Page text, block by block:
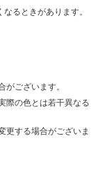
るときがあります。
ございます。
際の色とは若干異なる
更する場合がございま